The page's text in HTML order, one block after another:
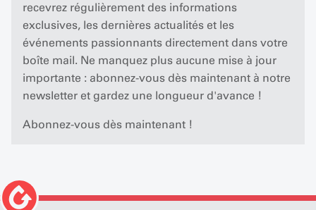
recevrez régulièrement des informations
exclusives, les dernières actualités et les
événements passionnants directement dans votre
boîte mail. Ne manquez plus aucune mise à jour
importante : abonnez-vous dès maintenant à notre
newsletter et gardez une longueur d'avance !
Abonnez-vous dès maintenant !